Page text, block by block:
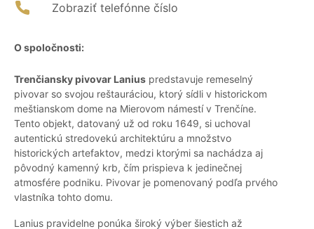
Zobraziť telefónne číslo
O spoločnosti:
Trenčiansky pivovar Lanius predstavuje remeselný
pivovar so svojou reštauráciou, ktorý sídli v historickom
meštianskom dome na Mierovom námestí v Trenčíne.
Tento objekt, datovaný už od roku 1649, si uchoval
autentickú stredovekú architektúru a množstvo
historických artefaktov, medzi ktorými sa nachádza aj
pôvodný kamenný krb, čím prispieva k jedinečnej
atmosfére podniku. Pivovar je pomenovaný podľa prvého
vlastníka tohto domu.
Lanius pravidelne ponúka široký výber šiestich až